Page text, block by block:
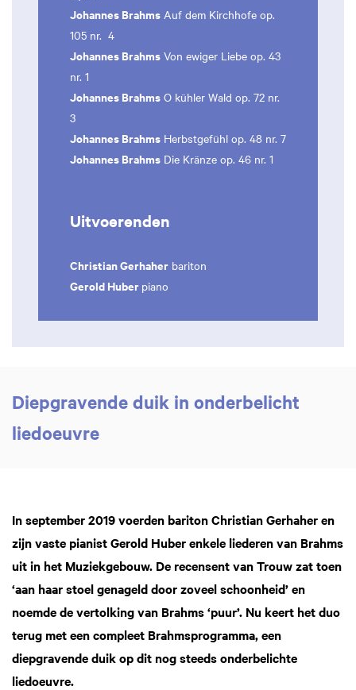
Johannes Brahms Auf dem Kirchhofe op.
105 nr. 4
Johannes Brahms Von ewiger Liebe op. 43
nr. 1
Johannes Brahms O kühler Wald op. 72 nr.
3
Johannes Brahms Herbstgefühl op. 48 nr. 7
Johannes Brahms Die Kränze op. 46 nr. 1
Uitvoerenden
Christian Gerhaher bariton
Gerold Huber piano
Diepgravende duik in onderbelicht
liedoeuvre
In september 2019 voerden bariton Christian Gerhaher en
zijn vaste pianist Gerold Huber enkele liederen van Brahms
uit in het Muziekgebouw. De recensent van Trouw zat toen
‘aan haar stoel genageld door zoveel schoonheid’ en
noemde de vertolking van Brahms ‘puur’. Nu keert het duo
terug met een compleet Brahmsprogramma, een
diepgravende duik op dit nog steeds onderbelichte
liedoeuvre.